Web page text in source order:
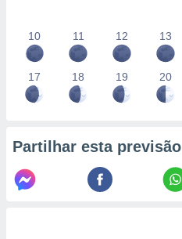
10 11 12 13
17 18 19 20
Partilhar esta previsão